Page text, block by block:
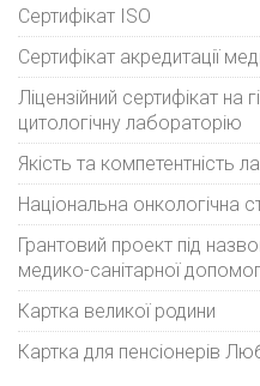
Сертифікат ISO
Сертифікат акредитації
Ліцензійний сертифікат на
цитологічну лабораторію
Якість та компетентність
Національна онкологічна
Грантовий проект під
медико-санітарної
Картка великої родини
Картка для пенсіонерів